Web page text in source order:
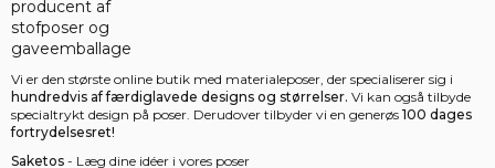
Vi er den største online butik med materialeposer, der specialiserer sig i
hundredvis af færdiglavede designs og størrelser. Vi kan også tilbyde
specialtrykt design på poser. Derudover tilbyder vi en generøs 100 dages
fortrydelsesret!
Saketos - Læg dine idéer i vores poser